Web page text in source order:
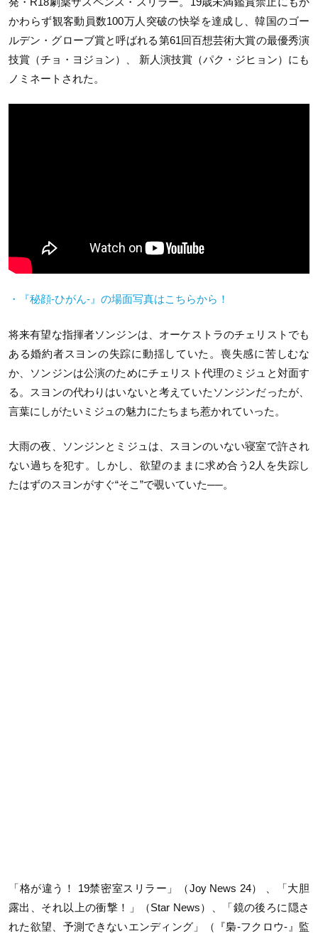
かわらず観客動員数100万人突破の快挙を達成し、韓国のゴー
ルデン・グローブ賞と呼ばれる第61回百想芸術大賞の最優秀演
技賞（チョ・ヨジョン）、 新人演技賞（パク・ジヒョン）にも
ノミネートされた。
・『秘顔-ひがん-』の場面写真はこちらから！
将来有望な指揮者ソンジンは、オーケストラのチェリストでも
ある婚約者スヨンの失踪に動揺していた。喪失感に苦しむな
か、ソンジンは公演のためにチェリスト代理のミジュと対面す
る。スヨンの代わりはいないと考えていたソンジンだったが、
言葉にしがたいミジュの魅力にたちまち惹かれていった。
大雨の夜、ソンジンとミジュは、スヨンのいない寝室で許され
ない過ちを犯す。しかし、欲望のままに求め合う2人を失踪し
たはずのスヨンがすぐ“そこ”で覗いていた──。
「格が違う！ 19禁密室スリラー」（Joy News 24） 、「大胆
露出、それ以上の衝撃！」（Star News）、「鏡の後ろに隠さ
れた欲望、予測できないエンディング」（『梟-フクロウ-』監